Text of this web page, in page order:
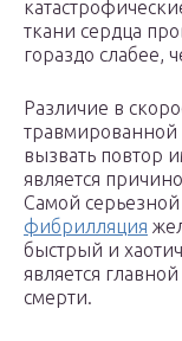
ткани сердца
гораздо слабее,
Различие в
вызвать повтор
является
Самой серьезной
фибрилляция
быстрый и
является
смерти.